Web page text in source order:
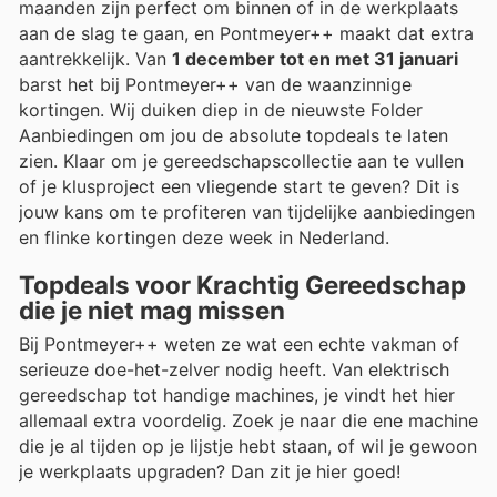
maanden zijn perfect om binnen of in de werkplaats
aan de slag te gaan, en Pontmeyer++ maakt dat extra
aantrekkelijk. Van 1 december tot en met 31 januari
barst het bij Pontmeyer++ van de waanzinnige
kortingen. Wij duiken diep in de nieuwste Folder
Aanbiedingen om jou de absolute topdeals te laten
zien. Klaar om je gereedschapscollectie aan te vullen
of je klusproject een vliegende start te geven? Dit is
jouw kans om te profiteren van tijdelijke aanbiedingen
en flinke kortingen deze week in Nederland.
Topdeals voor Krachtig Gereedschap
die je niet mag missen
Bij Pontmeyer++ weten ze wat een echte vakman of
serieuze doe-het-zelver nodig heeft. Van elektrisch
gereedschap tot handige machines, je vindt het hier
allemaal extra voordelig. Zoek je naar die ene machine
die je al tijden op je lijstje hebt staan, of wil je gewoon
je werkplaats upgraden? Dan zit je hier goed!